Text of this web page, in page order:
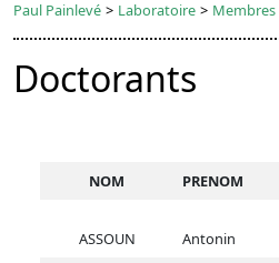
Paul Painlevé > Laboratoire > Membres
Doctorants
NOM PRENOM
ASSOUN Antonin